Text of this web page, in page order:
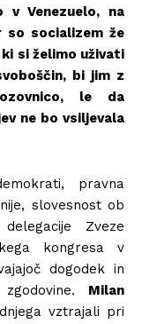
v Venezuelo, na
so socializem že
si želimo uživati
bi jim z
le da
ne bo vsiljevala
pravna
slovesnost ob
Zveze
kongresa v
dogodek in
Milan
vztrajali pri